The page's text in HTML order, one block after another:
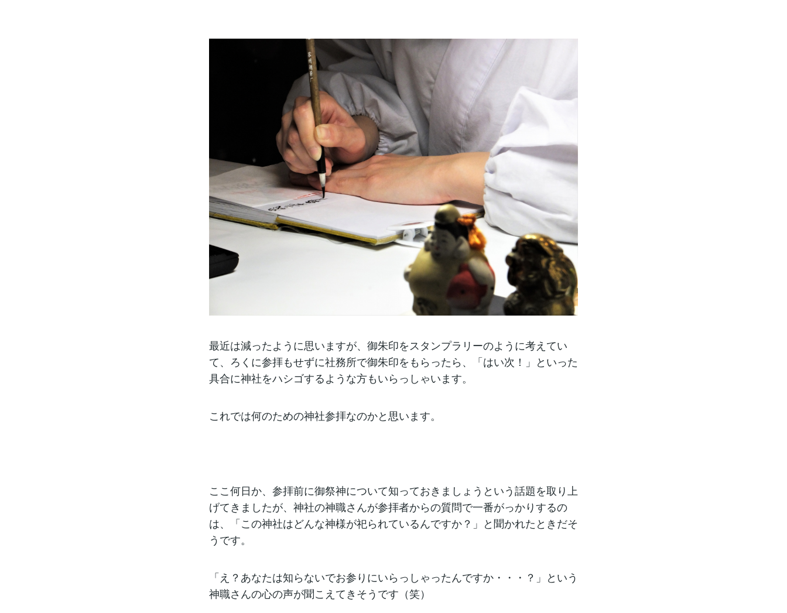
最近は減ったように思いますが、御朱印をスタンプラリーのように考えてい
て、ろくに参拝もせずに社務所で御朱印をもらったら、「はい次！」といった
具合に神社をハシゴするような方もいらっしゃいます。
これでは何のための神社参拝なのかと思います。
ここ何日か、参拝前に御祭神について知っておきましょうという話題を取り上
げてきましたが、神社の神職さんが参拝者からの質問で一番がっかりするの
は、「この神社はどんな神様が祀られているんですか？」と聞かれたときだそ
うです。
「え？あなたは知らないでお参りにいらっしゃったんですか・・・？」という
神職さんの心の声が聞こえてきそうです（笑）